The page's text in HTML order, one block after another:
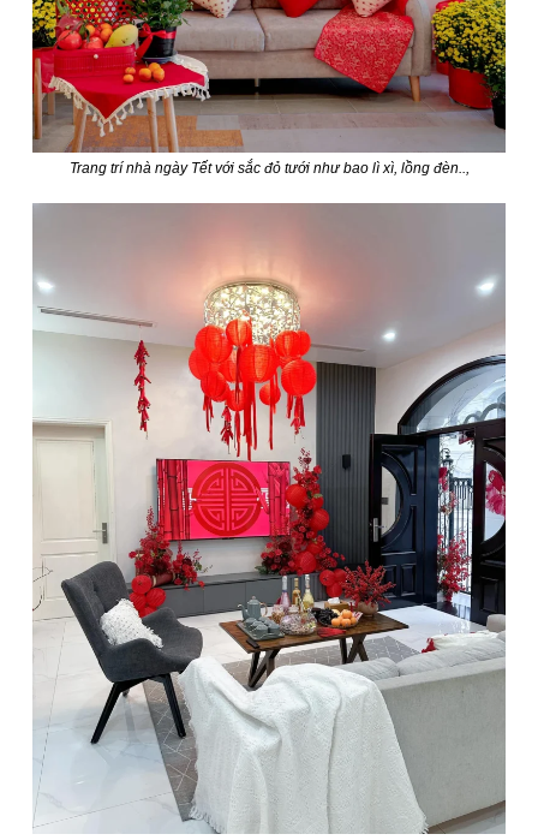
Trang trí nhà ngày Tết với sắc đỏ tưới như bao lì xì, lồng đèn..,